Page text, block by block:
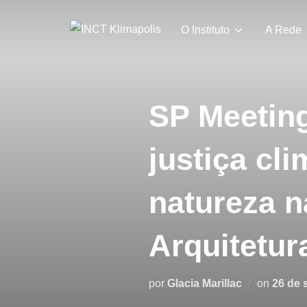
O Instituto A Rede
SP
justiça
natureza
por Glacia Marillac on 26 de